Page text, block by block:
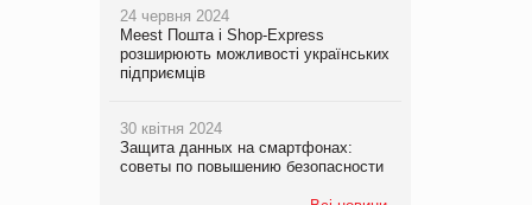
24 червня 2024
Meest Пошта і Shop-Express
розширюють можливості українських
підприємців
30 квітня 2024
Защита данных на смартфонах:
советы по повышению безопасности